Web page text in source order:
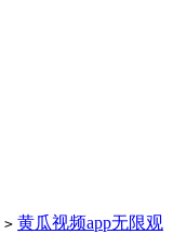
> 黄瓜视频app无限观